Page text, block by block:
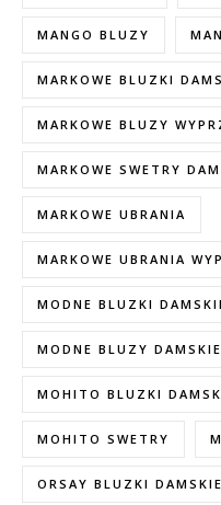
MANGO BLUZY
MARKOWE BLUZKI
MARKOWE BLUZY
MARKOWE SWETRY
MARKOWE UBRANIA
MARKOWE UBRANIA
MODNE BLUZKI
MODNE BLUZY DAMSKIE
MOHITO BLUZKI
MOHITO SWETRY
ORSAY BLUZKI